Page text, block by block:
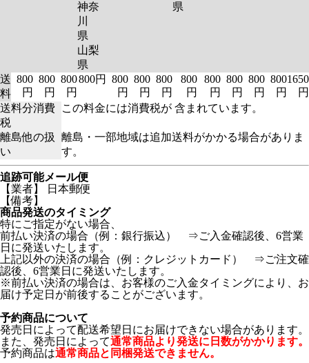
神奈
川
県
山梨
県
県
送
料
800
円
800
円
800
円
800円
800
円
800
円
800
円
800
円
800
円
800
円
800
円
800
円
1650
円
送料分消費
税
この料金には消費税が 含まれています。
離島他の扱
い
離島・一部地域は追加送料がかかる場合がありま
す。
追跡可能メール便
【業者】 日本郵便
【備考】
商品発送のタイミング
特にご指定がない場合、
前払い決済の場合（例：銀行振込） ⇒ご入金確認後、6営業
日に発送いたします。
上記以外の決済の場合（例：クレジットカード） ⇒ご注文確
認後、6営業日に発送いたします。
※前払い決済の場合は、お客様のご入金タイミングにより、お
届け予定日が前後することがございます。
予約商品について
発売日によって配送希望日にお届けできない場合があります。
また、発売日によって通常商品より発送に日数がかかります。
予約商品は通常商品と同梱発送できません。